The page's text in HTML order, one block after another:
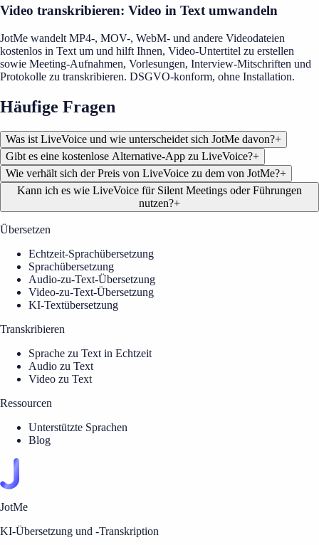
Video transkribieren: Video in Text umwandeln
JotMe wandelt MP4-, MOV-, WebM- und andere Videodateien
kostenlos in Text um und hilft Ihnen, Video-Untertitel zu erstellen
sowie Meeting-Aufnahmen, Vorlesungen, Interview-Mitschriften und
Protokolle zu transkribieren. DSGVO-konform, ohne Installation.
Häufige Fragen
Was ist LiveVoice und wie unterscheidet sich JotMe davon?+
Gibt es eine kostenlose Alternative-App zu LiveVoice?+
Wie verhält sich der Preis von LiveVoice zu dem von JotMe?+
Kann ich es wie LiveVoice für Silent Meetings oder Führungen
nutzen?+
Übersetzen
Echtzeit-Sprachübersetzung
Sprachübersetzung
Audio-zu-Text-Übersetzung
Video-zu-Text-Übersetzung
KI-Textübersetzung
Transkribieren
Sprache zu Text in Echtzeit
Audio zu Text
Video zu Text
Ressourcen
Unterstützte Sprachen
Blog
JotMe
KI-Übersetzung und -Transkription